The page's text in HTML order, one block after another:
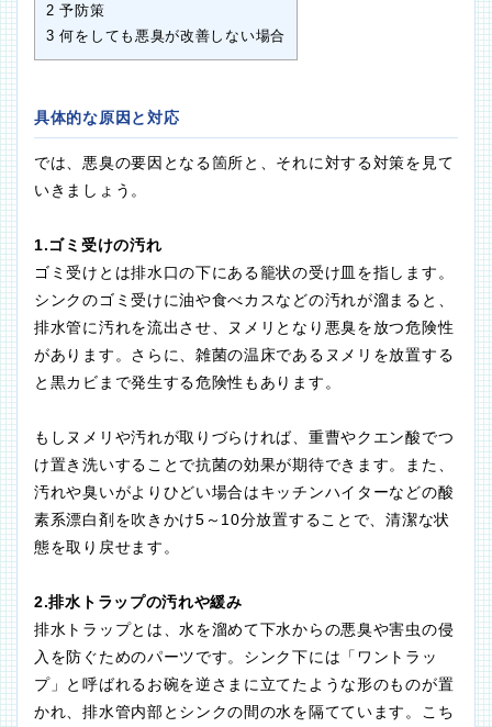
2 予防策
3 何をしても悪臭が改善しない場合
具体的な原因と対応
では、悪臭の要因となる箇所と、それに対する対策を見て
いきましょう。
1.ゴミ受けの汚れ
ゴミ受けとは排水口の下にある籠状の受け皿を指します。
シンクのゴミ受けに油や食べカスなどの汚れが溜まると、
排水管に汚れを流出させ、ヌメリとなり悪臭を放つ危険性
があります。さらに、雑菌の温床であるヌメリを放置する
と黒カビまで発生する危険性もあります。
もしヌメリや汚れが取りづらければ、重曹やクエン酸でつ
け置き洗いすることで抗菌の効果が期待できます。また、
汚れや臭いがよりひどい場合はキッチンハイターなどの酸
素系漂白剤を吹きかけ5～10分放置することで、清潔な状
態を取り戻せます。
2.排水トラップの汚れや緩み
排水トラップとは、水を溜めて下水からの悪臭や害虫の侵
入を防ぐためのパーツです。シンク下には「ワントラッ
プ」と呼ばれるお碗を逆さまに立てたような形のものが置
かれ、排水管内部とシンクの間の水を隔てています。こち